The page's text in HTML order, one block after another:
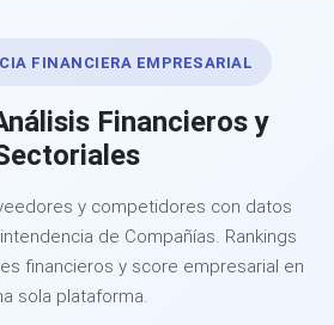
FINANCIERA EMPRESARIAL
Financieros y
y competidores con datos
de Compañías. Rankings
financieros y score empresarial en
sola plataforma.